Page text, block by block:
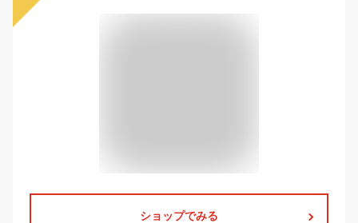
ショップでみる